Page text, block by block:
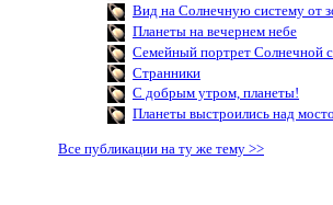
Вид на Солнечную систему от
Планеты на вечернем небе
Семейный портрет Солнечной
Странники
С добрым утром, планеты!
Планеты выстроились над
Все публикации на ту же тему >>